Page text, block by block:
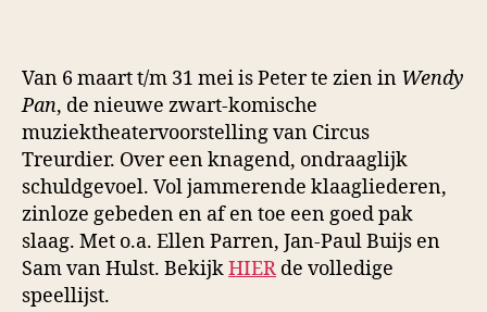
Van 6 maart t/m 31 mei is Peter te zien in Wendy
Pan, de nieuwe zwart-komische
muziektheatervoorstelling van Circus
Treurdier. Over een knagend, ondraaglijk
schuldgevoel. Vol jammerende klaagliederen,
zinloze gebeden en af en toe een goed pak
slaag. Met o.a. Ellen Parren, Jan-Paul Buijs en
Sam van Hulst. BekijkHIER de volledige
speellijst.